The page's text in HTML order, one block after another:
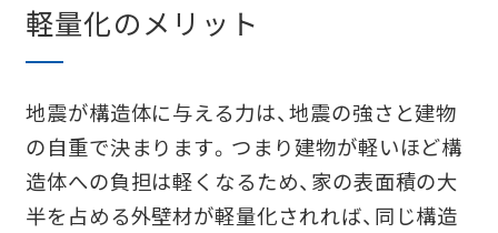
軽量化のメリット
地震が構造体に与える力は、地震の強さと建物
の自重で決まります。つまり建物が軽いほど構
造体への負担は軽くなるため、家の表面積の大
半を占める外壁材が軽量化されれば、同じ構造